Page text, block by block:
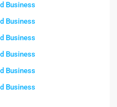
Business
Business
Business
Business
Business
Business